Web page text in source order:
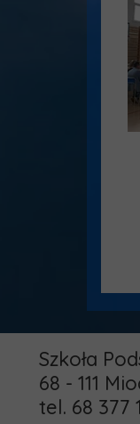
Szkoła
68 - 111
tel. 68 377